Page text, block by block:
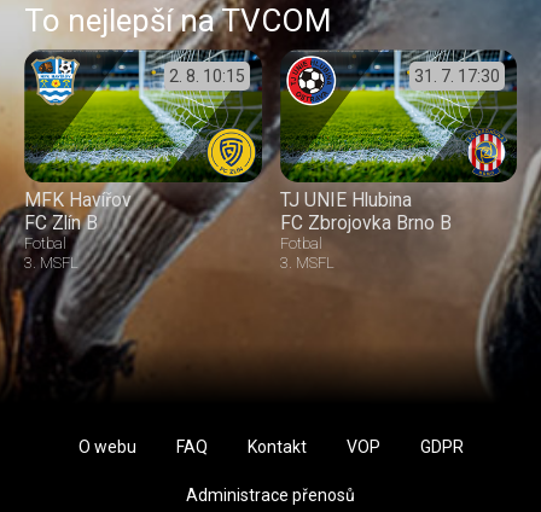
To nejlepší na TVCOM
2. 8. 10:15
MFK Havířov
FC Zlín B
Fotbal
3. MSFL
31. 7. 17:30
TJ UNIE Hlubina
FC Zbrojovka Brno B
Fotbal
3. MSFL
O webu FAQ Kontakt VOP GDPR
Administrace přenosů